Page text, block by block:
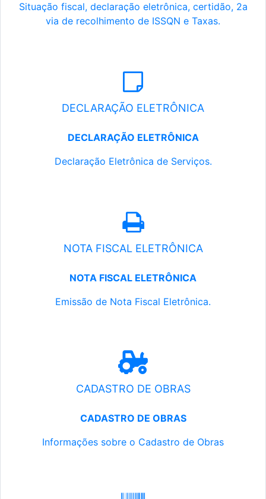
Situação fiscal, declaração eletrônica, certidão, 2a
via de recolhimento de ISSQN e Taxas.
DECLARAÇÃO ELETRÔNICA
DECLARAÇÃO ELETRÔNICA
Declaração Eletrônica de Serviços.
NOTA FISCAL ELETRÔNICA
NOTA FISCAL ELETRÔNICA
Emissão de Nota Fiscal Eletrônica.
CADASTRO DE OBRAS
CADASTRO DE OBRAS
Informações sobre o Cadastro de Obras